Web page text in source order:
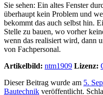
Sie sehen: Ein altes Fenster
überhaupt kein Problem und
bekommt das auch selbst hin.
Stelle zu bauen, wo vorher
wenn das realisiert wird, dann
von Fachpersonal.
Artikelbild: ntm1909 Lizenz:
Dieser Beitrag wurde am 5.
Bautechnik veröffentlicht.